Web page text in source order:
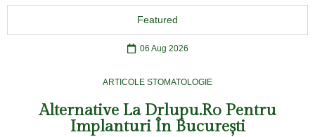
Featured
06 Aug 2026
ARTICOLE STOMATOLOGIE
Alternative La Drlupu.ro Pentru
Implanturi În București